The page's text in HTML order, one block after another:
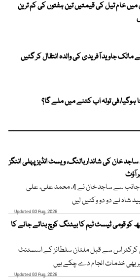
خام تیل کی قیمتیں تین ہفتوں کی کم ترین
مالک جاوید آفریدی کی والدہ انتقال کر گئیں
ہوگیا،فی تولہ اب کتنے میں ملے گا؟
خان کی شاندار بالنگ، ویسٹ انڈیز پہلی اننگز
پاکستان کی جانب سے ساجد خان نے 4، محمد علی، علی
شاہ نے دو دو وکٹیں لیں
Updated 03 Aug, 2026
کو قومی ٹیسٹ ٹیم کا بیٹنگ کوچ بنائے جانے کا
کرکٹر اس سے قبل ملتان سلطانز کے اسسٹنٹ
بھی خدمات انجام دے چکے ہیں
Updated 03 Aug, 2026